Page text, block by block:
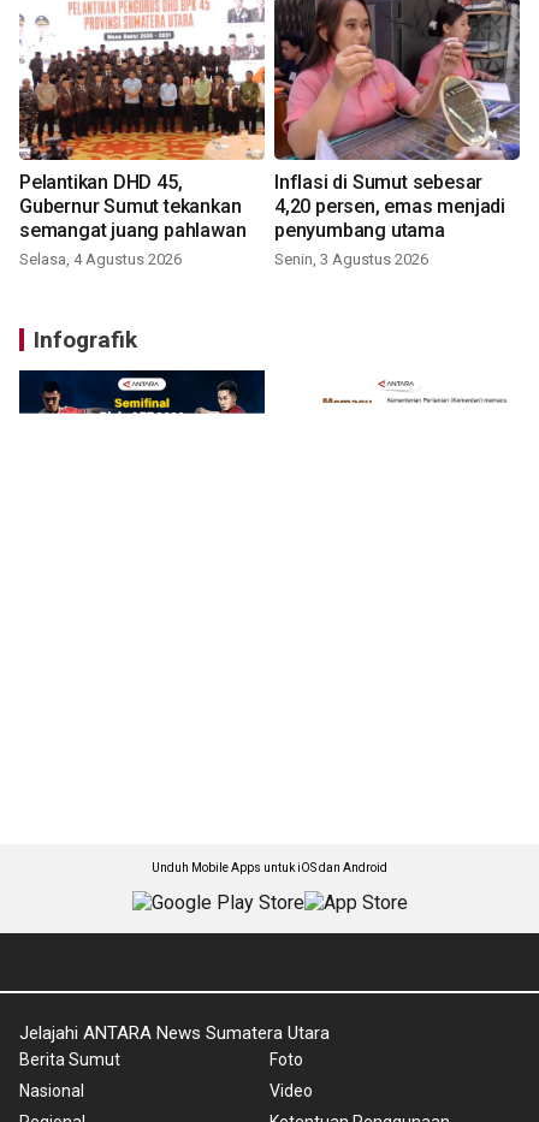
Pelantikan DHD 45,
Gubernur Sumut tekankan
semangat juang pahlawan
Selasa, 4 Agustus 2026
Inflasi di Sumut sebesar
4,20 persen, emas menjadi
penyumbang utama
Senin, 3 Agustus 2026
Infografik
Unduh Mobile Apps untuk iOS dan Android
Jelajahi ANTARA News Sumatera Utara
Berita Sumut
Nasional
Foto
Video